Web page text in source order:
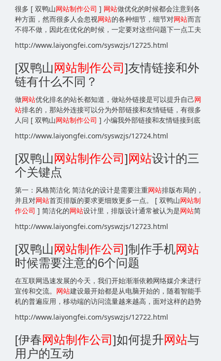
很多 [ 双鸭山网站制作公司 ] 网站做优化的时候都会注意到各
种方面，然而很多人会忽视网站的各种细节，细节对网站而言
不得不做，因此在优化的时候，一定要对这些问题下一点工夫
http://www.laiyongfei.com/syswzjs/12725.html
[双鸭山 网站制作公司]友情链接和外
链有什么不同？
做网站优化排名的站长都知道，做站外链接是可以提升自己网
站排名的，那站外连接可以分为外部链接和友情链链，有很多
人问 [ 双鸭山网站制作公司 ] 小编我外部链接和友情链接到底
http://www.laiyongfei.com/syswzjs/12724.html
[双鸭山 网站制作公司] 网站设计的三
个关键点
第一：风格简洁化 简洁化的设计是需要注重网站排版布局的，
并且对网站首页排版的要求更细致更多一点。 [ 双鸭山网站制
作公司 ] 简洁化的网站设计里，排版设计通常被认为是网站简
http://www.laiyongfei.com/syswzjs/12723.html
[双鸭山 网站制作公司]制作手机网站
时候需要注意的6个问题
在互联网迅速发展的今天，我们开始渐渐依赖网络媒介来进行
宣传和交流。 网站建设最开始都是从电脑开始的，随着智能手
机的普遍应用，移动端的访问流量越来越高，面对这样的趋势
http://www.laiyongfei.com/syswzjs/12722.html
[伊春网站制作公司]如何提升网站与
用户的互动